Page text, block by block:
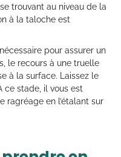
trouvant au niveau de la
à la taloche est
pour assurer un
le recours à une truelle
à la surface. Laissez le
ce stade, il vous est
ragréage en l’étalant sur